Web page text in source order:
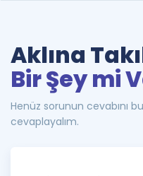
Aklına
Bir Şey mi
Henüz sorunun cevabını
cevaplayalım.